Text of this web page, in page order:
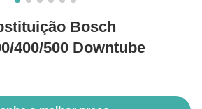
Bosch
400/500 Downtube